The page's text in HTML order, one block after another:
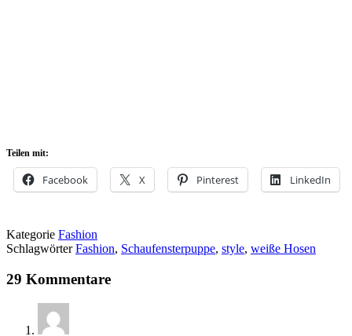
Teilen mit:
Facebook X Pinterest LinkedIn
Kategorie Fashion
SchlagwörterFashion, Schaufensterpuppe, style, weiße Hosen
29 Kommentare